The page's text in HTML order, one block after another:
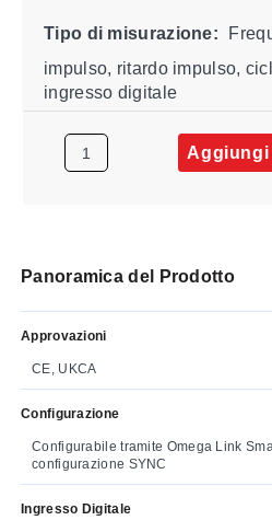
Tipo di misurazione:
impulso, ritardo impulso,
ingresso digitale
Aggiungi
Panoramica del Prodotto
Approvazioni
CE, UKCA
Configurazione
Configurabile tramite Omega Link
configurazione SYNC
Ingresso Digitale